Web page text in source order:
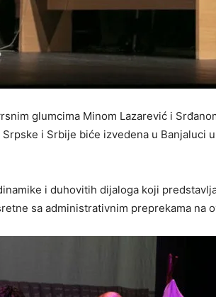
glumcima Minom Lazarević i
i Srbije biće izvedena u Banjaluci u
i duhovitih dijaloga koji
sa administrativnim preprekama na